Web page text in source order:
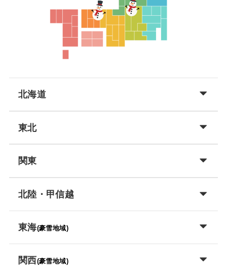
北海道
東北
関東
北陸・甲信越
東海(豪雪地域)
関西(豪雪地域)